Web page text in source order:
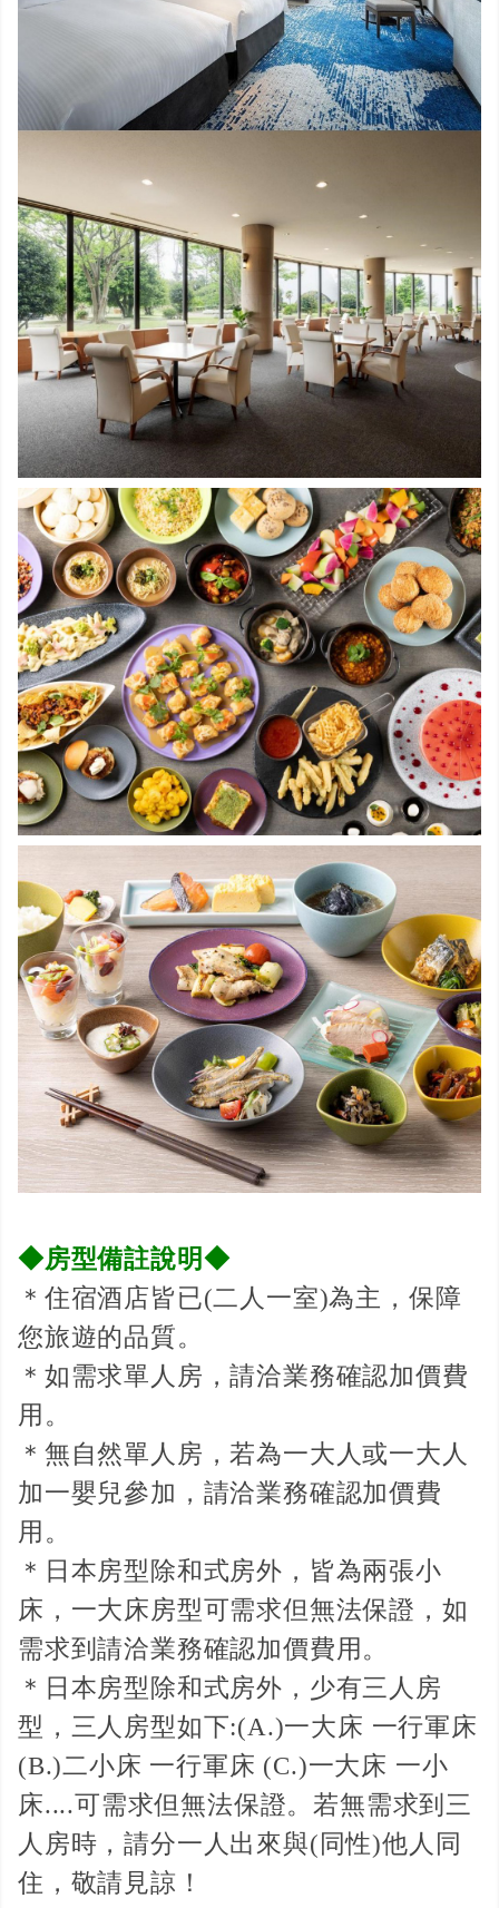
◆房型備註說明◆
＊住宿酒店皆已(二人一室)為主，保障
您旅遊的品質。
＊如需求單人房，請洽業務確認加價費
用。
＊無自然單人房，若為一大人或一大人
加一嬰兒參加，請洽業務確認加價費
用。
＊日本房型除和式房外，皆為兩張小
床，一大床房型可需求但無法保證，如
需求到請洽業務確認加價費用。
＊日本房型除和式房外，少有三人房
型，三人房型如下:(A.)一大床 一行軍床
(B.)二小床 一行軍床 (C.)一大床 一小
床....可需求但無法保證。若無需求到三
人房時，請分一人出來與(同性)他人同
住，敬請見諒！